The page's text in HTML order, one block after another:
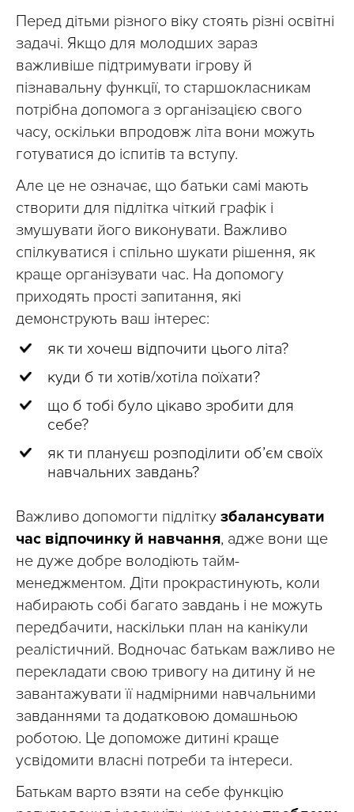
Перед дітьми різного віку стоять різні освітні
задачі. Якщо для молодших зараз
важливіше підтримувати ігрову й
пізнавальну функції, то старшокласникам
потрібна допомога з організацією свого
часу, оскільки впродовж літа вони можуть
готуватися до іспитів та вступу.
Але це не означає, що батьки самі мають
створити для підлітка чіткий графік і
змушувати його виконувати. Важливо
спілкуватися і спільно шукати рішення, як
краще організувати час. На допомогу
приходять прості запитання, які
демонструють ваш інтерес:
як ти хочеш відпочити цього літа?
куди б ти хотів/хотіла поїхати?
що б тобі було цікаво зробити для
себе?
як ти плануєш розподілити об’єм своїх
навчальних завдань?
Важливо допомогти підлітку збалансувати
час відпочинку й навчання, адже вони ще
не дуже добре володіють тайм-
менеджментом. Діти прокрастинують, коли
набирають собі багато завдань і не можуть
передбачити, наскільки план на канікули
реалістичний. Водночас батькам важливо не
перекладати свою тривогу на дитину й не
завантажувати її надмірними навчальними
завданнями та додатковою домашньою
роботою. Це допоможе дитині краще
усвідомити власні потреби та інтереси.
Батькам варто взяти на себе функцію